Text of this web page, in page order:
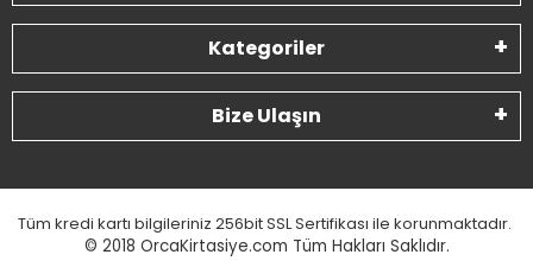
Kategoriler
Bize Ulaşın
Tüm kredi kartı bilgileriniz 256bit SSL Sertifikası ile korunmaktadır.
© 2018 OrcaKirtasiye.com Tüm Hakları Saklıdır.